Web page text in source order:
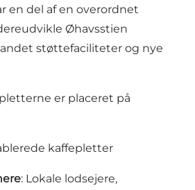
en del af en overordnet
Øhavsstien
støttefaciliteter og nye
er placeret på
kaffepletter
: Lokale lodsejere,